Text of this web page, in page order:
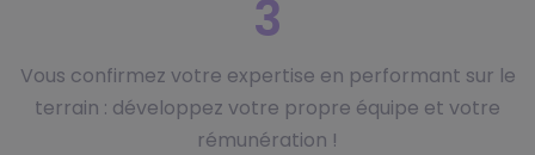
3
Vous confirmez votre expertise en performant sur le
terrain : développez votre propre équipe et votre
rémunération !